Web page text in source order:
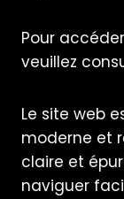
Pour
veuillez
Le site web
moderne et
claire et
naviguer